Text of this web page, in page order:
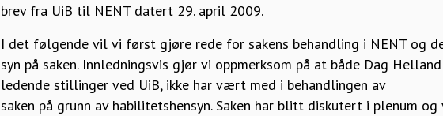
brev fra UiB til NENT datert 29. april 2009.
I det følgende vil vi først gjøre rede for sakens behandling i NENT og
syn på saken. Innledningsvis gjør vi oppmerksom på at både Dag
ledende stillinger ved UiB, ikke har vært med i behandlingen av
saken på grunn av habilitetshensyn. Saken har blitt diskutert i plenum